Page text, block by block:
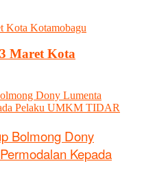
Maret Kota
Bolmong Dony
Kepada